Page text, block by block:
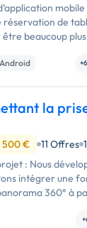
réservation de
beaucoup
plateformes
Android
la
500 € 11 Offres
: Nous
intégrer une
360° à
un iPhone. Le